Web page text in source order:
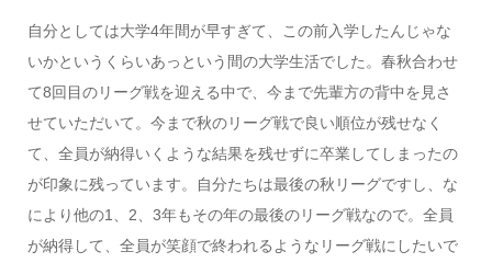
自分としては大学4年間が早すぎて、この前入学したんじゃな
いかというくらいあっという間の大学生活でした。春秋合わせ
て8回目のリーグ戦を迎える中で、今まで先輩方の背中を見さ
せていただいて。今まで秋のリーグ戦で良い順位が残せなく
て、全員が納得いくような結果を残せずに卒業してしまったの
が印象に残っています。自分たちは最後の秋リーグですし、な
により他の1、2、3年もその年の最後のリーグ戦なので。全員
が納得して、全員が笑顔で終われるようなリーグ戦にしたいで